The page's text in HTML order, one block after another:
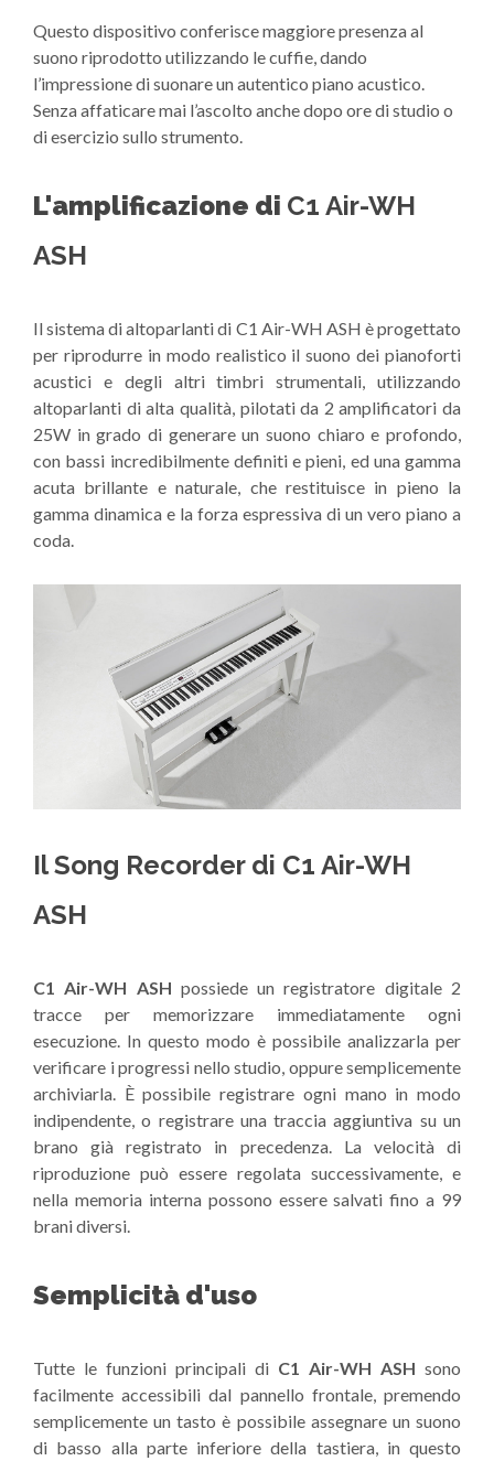
Questo dispositivo conferisce maggiore presenza al
suono riprodotto utilizzando le cuffie, dando
l’impressione di suonare un autentico piano acustico.
Senza affaticare mai l’ascolto anche dopo ore di studio o
di esercizio sullo strumento.
L'amplificazione di C1 Air-WH
ASH
Il sistema di altoparlanti di C1 Air-WH ASH è progettato
per riprodurre in modo realistico il suono dei pianoforti
acustici e degli altri timbri strumentali, utilizzando
altoparlanti di alta qualità, pilotati da 2 amplificatori da
25W in grado di generare un suono chiaro e profondo,
con bassi incredibilmente definiti e pieni, ed una gamma
acuta brillante e naturale, che restituisce in pieno la
gamma dinamica e la forza espressiva di un vero piano a
coda.
Il Song Recorder di C1 Air-WH
ASH
C1 Air-WH ASH possiede un registratore digitale 2
tracce per memorizzare immediatamente ogni
esecuzione. In questo modo è possibile analizzarla per
verificare i progressi nello studio, oppure semplicemente
archiviarla. È possibile registrare ogni mano in modo
indipendente, o registrare una traccia aggiuntiva su un
brano già registrato in precedenza. La velocità di
riproduzione può essere regolata successivamente, e
nella memoria interna possono essere salvati fino a 99
brani diversi.
Semplicità d'uso
Tutte le funzioni principali di C1 Air-WH ASH sono
facilmente accessibili dal pannello frontale, premendo
semplicemente un tasto è possibile assegnare un suono
di basso alla parte inferiore della tastiera, in questo